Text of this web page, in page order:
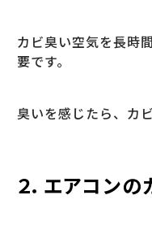
カビ臭い空気を長時
要です。
臭いを感じたら、カ
２．エアコン